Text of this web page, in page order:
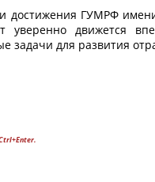
ГУМРФ
уверенно движется
для развития